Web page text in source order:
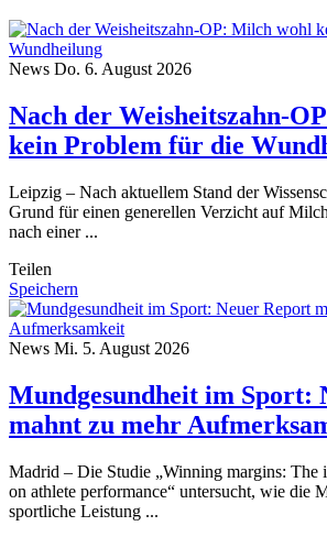
News Do. 6. August 2026
Nach der Weisheitszahn-
kein Problem für die
Leipzig – Nach aktuellem Stand der
Grund für einen generellen Verzicht auf
nach einer ...
Teilen
Speichern
News Mi. 5. August 2026
Mundgesundheit im Sport:
mahnt zu mehr
Madrid – Die Studie „Winning margins: The
on athlete performance“ untersucht, wie die
sportliche Leistung ...